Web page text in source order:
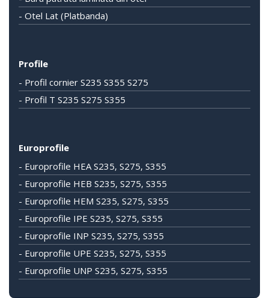
- Otel Lat (Platbanda)
Profile
- Profil cornier S235 S355 S275
- Profil T S235 S275 S355
Europrofile
- Europrofile HEA S235, S275, S355
- Europrofile HEB S235, S275, S355
- Europrofile HEM S235, S275, S355
- Europrofile IPE S235, S275, S355
- Europrofile INP S235, S275, S355
- Europrofile UPE S235, S275, S355
- Europrofile UNP S235, S275, S355